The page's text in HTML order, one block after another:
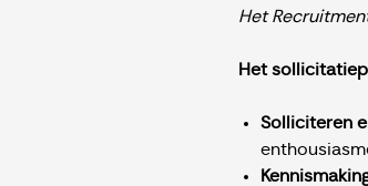
Het
Het
Solliciteren